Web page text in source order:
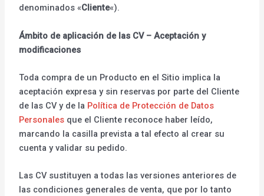
denominados «Cliente«).
Ámbito de aplicación de las CV – Aceptación y
modificaciones
Toda compra de un Producto en el Sitio implica la
aceptación expresa y sin reservas por parte del Cliente
de las CV y de la Política de Protección de Datos
Personales que el Cliente reconoce haber leído,
marcando la casilla prevista a tal efecto al crear su
cuenta y validar su pedido.
Las CV sustituyen a todas las versiones anteriores de
las condiciones generales de venta, que por lo tanto